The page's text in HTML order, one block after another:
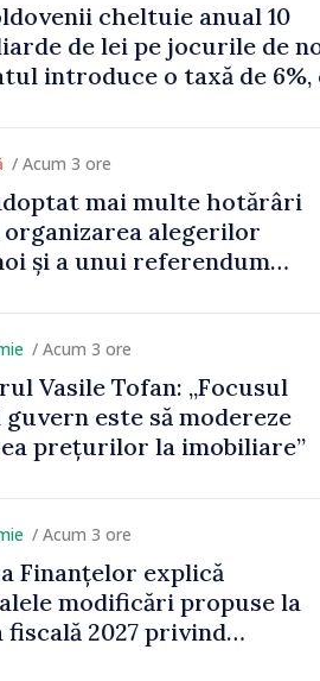
cheltuie anual 10
de lei pe jocurile de noroc.
o taxă de 6%, care
peste 500 de milioane de
/ Acum 3 ore
mai multe hotărâri
alegerilor
și a unui referendum
/ Acum 3 ore
Vasile Tofan: „Focusul
este să modereze
prețurilor la imobiliare”
/ Acum 3 ore
Finanțelor explică
modificări propuse la
2027 privind